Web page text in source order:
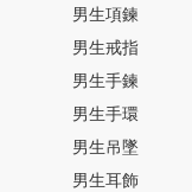
男生項鍊
男生戒指
男生手鍊
男生手環
男生吊墜
男生耳飾